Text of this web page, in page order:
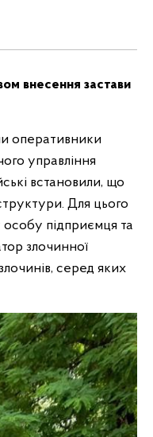
внесення застави
оперативники
управління
встановили, що
Для цього
підприємця та
злочинної
серед яких